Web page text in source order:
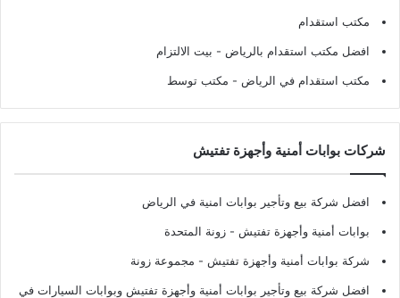
مكتب استقدام
افضل مكتب استقدام بالرياض - بيت الالتزام
مكتب استقدام في الرياض - مكتب توسط
شركات بوابات أمنية وأجهزة تفتيش
افضل شركة بيع وتأجير بوابات امنية في الرياض
بوابات أمنية وأجهزة تفتيش - زونة المتحدة
شركة بوابات أمنية وأجهزة تفتيش - مجموعة زونة
افضل شركة بيع وتأجير بوابات أمنية وأجهزة تفتيش وبوابات السيارات في